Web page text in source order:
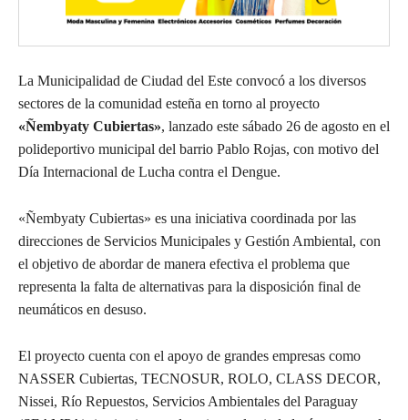
La Municipalidad de Ciudad del Este convocó a los diversos
sectores de la comunidad esteña en torno al proyecto
«Ñembyaty Cubiertas», lanzado este sábado 26 de agosto en el
polideportivo municipal del barrio Pablo Rojas, con motivo del
Día Internacional de Lucha contra el Dengue.
«Ñembyaty Cubiertas» es una iniciativa coordinada por las
direcciones de Servicios Municipales y Gestión Ambiental, con
el objetivo de abordar de manera efectiva el problema que
representa la falta de alternativas para la disposición final de
neumáticos en desuso.
El proyecto cuenta con el apoyo de grandes empresas como
NASSER Cubiertas, TECNOSUR, ROLO, CLASS DECOR,
Nissei, Río Repuestos, Servicios Ambientales del Paraguay